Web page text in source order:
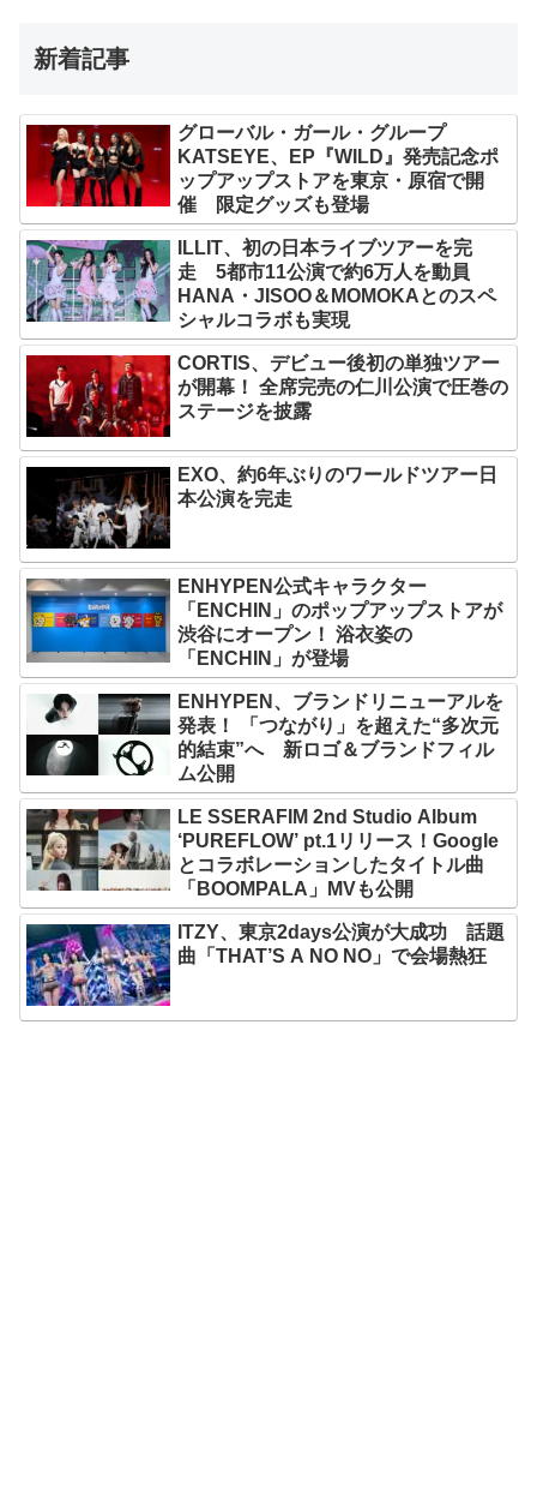
新着記事
グローバル・ガール・グループ
KATSEYE、EP『WILD』発売記念ポ
ップアップストアを東京・原宿で開
催 限定グッズも登場
ILLIT、初の日本ライブツアーを完
走 5都市11公演で約6万人を動員
HANA・JISOO＆MOMOKAとのスペ
シャルコラボも実現
CORTIS、デビュー後初の単独ツアー
が開幕！ 全席完売の仁川公演で圧巻の
ステージを披露
EXO、約6年ぶりのワールドツアー日
本公演を完走
ENHYPEN公式キャラクター
「ENCHIN」のポップアップストアが
渋谷にオープン！ 浴衣姿の
「ENCHIN」が登場
ENHYPEN、ブランドリニューアルを
発表！ 「つながり」を超えた“多次元
的結束”へ 新ロゴ＆ブランドフィル
ム公開
LE SSERAFIM 2nd Studio Album
‘PUREFLOW’ pt.1リリース！Google
とコラボレーションしたタイトル曲
「BOOMPALA」MVも公開
ITZY、東京2days公演が大成功 話題
曲「THAT’S A NO NO」で会場熱狂